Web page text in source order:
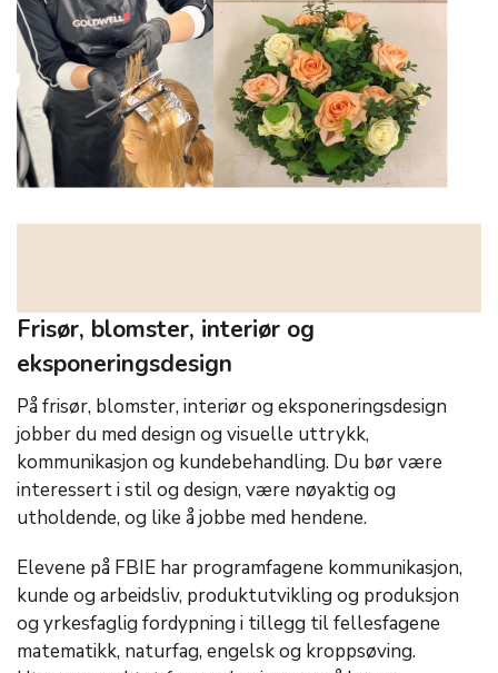
Frisør, blomster, interiør og
eksponeringsdesign
På frisør, blomster, interiør og eksponeringsdesign
jobber du med design og visuelle uttrykk,
kommunikasjon og kundebehandling. Du bør være
interessert i stil og design, være nøyaktig og
utholdende, og like å jobbe med hendene.
Elevene på FBIE har programfagene kommunikasjon,
kunde og arbeidsliv, produktutvikling og produksjon
og yrkesfaglig fordypning i tillegg til fellesfagene
matematikk, naturfag, engelsk og kroppsøving.